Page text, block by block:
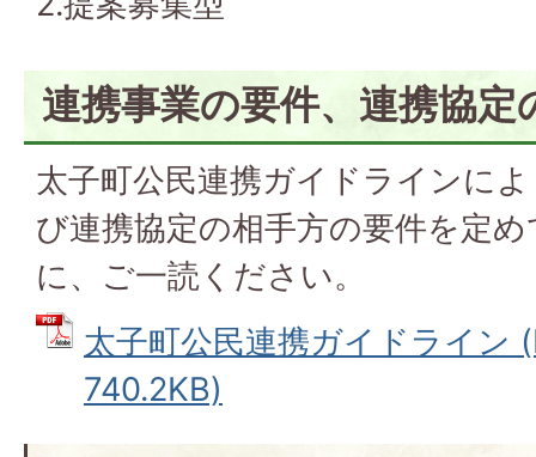
連携事業の要件、連携協定
太子町公民連携ガイドラインに
び連携協定の相手方の要件を定
に、ご一読ください。
太子町公民連携ガイドライン
740.2KB)